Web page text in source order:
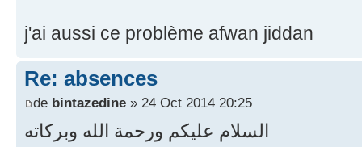
j'ai aussi ce problème afwan jiddan
Re: absences
de bintazedine » 24 Oct 2014 20:25
السلام عليكم ورحمة الله وبركاته